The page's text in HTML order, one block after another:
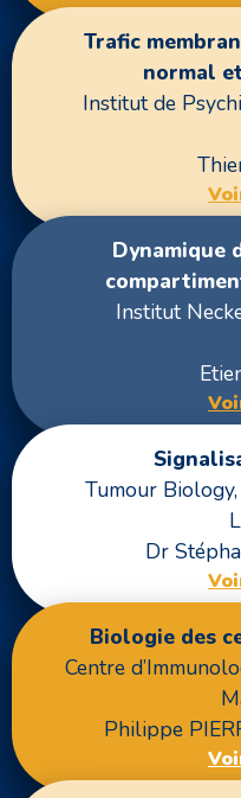
Trafic
normal
Institut de
Dynamique
Institut
Tumour
Dr
Biologie des
Centre
Philippe